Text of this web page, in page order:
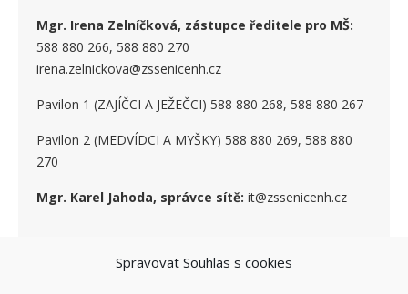
Spravovat Souhlas s cookies
Mgr. Irena Zelníčková, zástupce ředitele pro MŠ:
588 880 266, 588 880 270
irena.zelnickova@zssenicenh.cz
Pavilon 1 (ZAJÍČCI A JEŽEČCI) 588 880 268, 588 880 267
Pavilon 2 (MEDVÍDCI A MYŠKY) 588 880 269, 588 880
270
Mgr. Karel Jahoda, správce sítě: it@zssenicenh.cz
SOCIÁLNÍ SÍTĚ